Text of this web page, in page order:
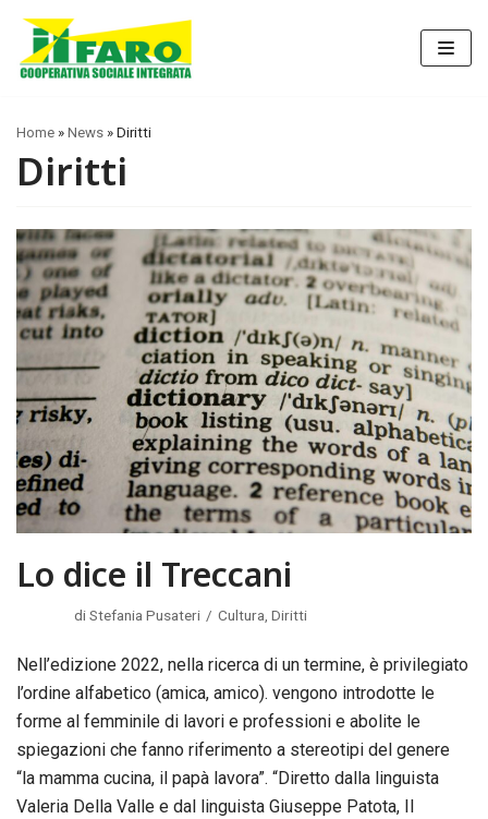
Vai
Home » News » Diritti
Diritti
Lo dice il Treccani
diStefania Pusateri Cultura Diritti
Nell’edizione 2022, nella ricerca di un termine, è privilegiato
l’ordine alfabetico (amica, amico). vengono introdotte le
forme al femminile di lavori e professioni e abolite le
spiegazioni che fanno riferimento a stereotipi del genere
“la mamma cucina, il papà lavora”. “Diretto dalla linguista
Valeria Della Valle e dal linguista Giuseppe Patota, Il